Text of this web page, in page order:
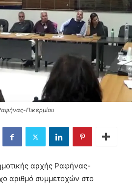
Πικερμίου
αρχής Ραφήνας-
αριθμό συμμετοχών στο